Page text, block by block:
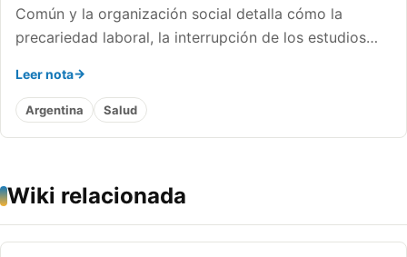
Común y la organización social detalla cómo la
precariedad laboral, la interrupción de los estudios…
Leer nota
Argentina Salud
Wiki relacionada